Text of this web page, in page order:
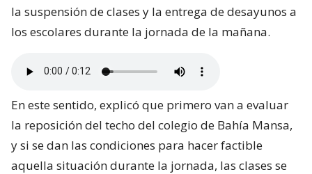
la suspensión de clases y la entrega de desayunos a
los escolares durante la jornada de la mañana.
En este sentido, explicó que primero van a evaluar
la reposición del techo del colegio de Bahía Mansa,
y si se dan las condiciones para hacer factible
aquella situación durante la jornada, las clases se